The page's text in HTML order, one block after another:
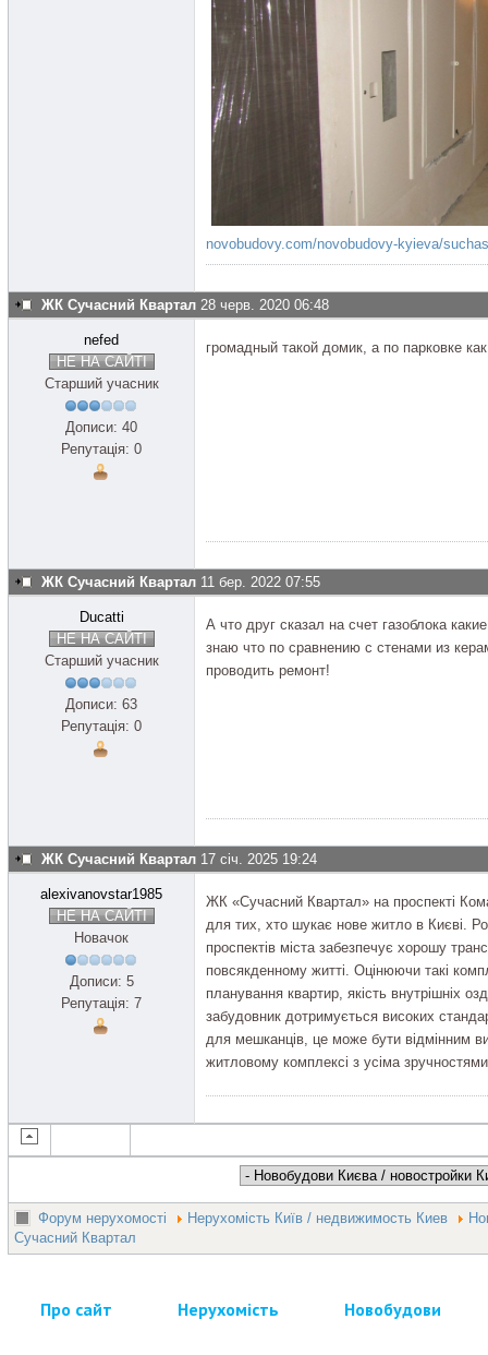
novobudovy.com/novobudovy-kyieva/
ЖК Сучасний Квартал 28 черв. 2020 06:48
nefed
НЕ НА САЙТІ
Старший учасник
Дописи: 40
Репутація: 0
громадный такой домик, а по парковке
ЖК Сучасний Квартал 11 бер. 2022 07:55
Ducatti
НЕ НА САЙТІ
Старший учасник
Дописи: 63
Репутація: 0
А что друг сказал на счет газоблока
знаю что по сравнению с стенами из
проводить ремонт!
ЖК Сучасний Квартал 17 січ. 2025 19:24
alexivanovstar1985
НЕ НА САЙТІ
Новачок
Дописи: 5
Репутація: 7
ЖК «Сучасний Квартал» на проспекті
для тих, хто шукає нове житло в Києві.
проспектів міста забезпечує хорошу
повсякденному житті. Оцінюючи такі
планування квартир, якість внутрішніх
забудовник дотримується високих
для мешканців, це може бути відмінним
житловому комплексі з усіма
Форум нерухомості Нерухомість Київ / недвижимость Киев
Сучасний Квартал
Про сайт Нерухомість Новобудови